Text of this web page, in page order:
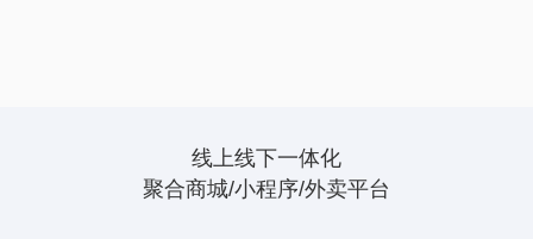
线上线下一体化
聚合商城/小程序/外卖平台